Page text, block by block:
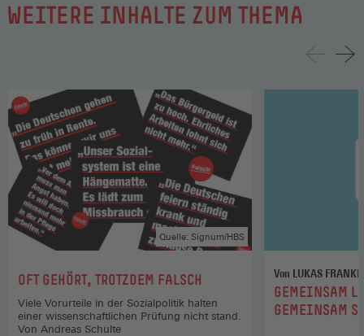
WEITERE INHALTE ZUM THEMA
:OFT GEHÖRT, TROTZDEM FALSCH
Quelle: Signum/HBS
Viele Vorurteile in der Sozialpolitik halten
einer wissenschaftlichen Prüfung nicht stand.
Von Andreas Schulte
Von LUKAS FRANKE
:GEMEINSAM
GEMEINSAM